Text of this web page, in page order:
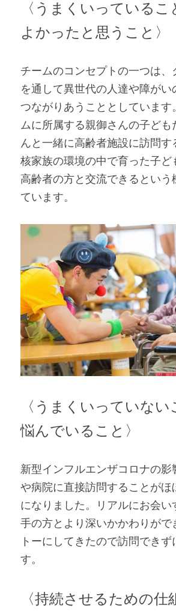
〈うまくいっている
よかったと思うこと〉
チームのコンセプトの一つは
を通して異世代の人達や障がい
つながりあうこととしています
ムに所属する親御さんの子ども
んと一緒に高齢者施設に訪問す
核家族の環境の中で育った子
高齢者の方と交流できるとい
ています。
〈うまくいっていない
悩んでいること〉
新型インフルエンザコロナの影
や病院に直接訪問することが
になりました。リアルにお会
手の方とより深いかかわりがで
トーにしてきたので訪問でき
す。
〈持続させるための仕